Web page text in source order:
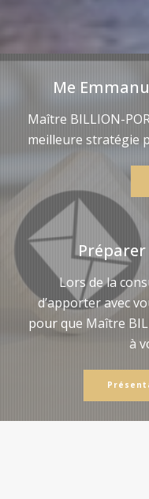
Me
Maître BILLION-
meilleure stratégie
Lors de la
d’apporter avec
pour que Maître
à